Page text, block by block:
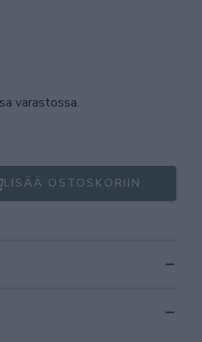
varastossa.
LISÄÄ OSTOSKORIIN